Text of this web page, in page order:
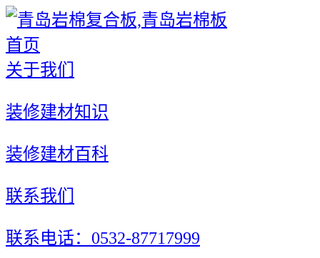
首页
关于我们
装修建材知识
装修建材百科
联系我们
联系电话：0532-87717999